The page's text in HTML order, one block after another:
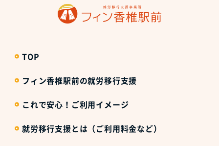
TOP
フィン香椎駅前の就労移行支援
これで安心！ご利用イメージ
就労移行支援とは（ご利用料金など）